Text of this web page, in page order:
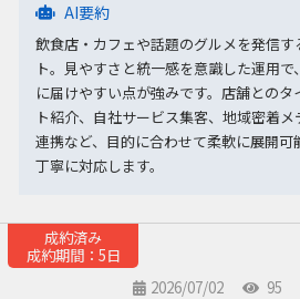
AI要約
飲食店・カフェや話題のグルメを発信
ト。見やすさと統一感を意識した運用
に届けやすい点が強みです。店舗との
ト紹介、自社サービス集客、地域密着
連携など、目的に合わせて柔軟に展開可
丁寧に対応します。
成約済み
成約期間：5日
2026/07/02
95